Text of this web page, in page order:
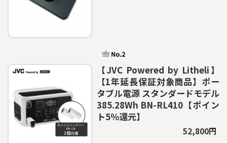
【JVC Powered by Litheli】
【1年延長保証対象商品】ポー
タブル電源 スタンダードモデル
385.28Wh BN-RL410【ポイン
ト5％還元】
52,800円